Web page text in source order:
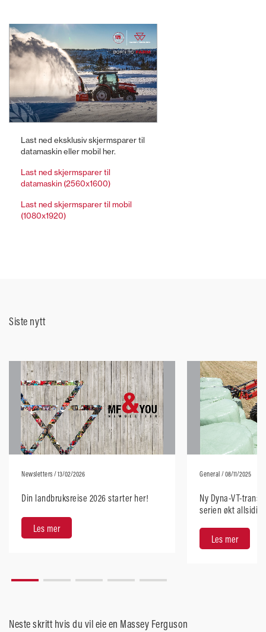
Last ned eksklusiv skjermsparer til
datamaskin eller mobil her.
Last ned skjermsparer til
datamaskin (2560x1600)
Last ned skjermsparer til mobil
(1080x1920)
Siste nytt
Newsletters / 13/02/2026
Din landbruksreise 2026 starter her!
Les mer
General / 08/11/2025
Ny Dyna-VT-
serien økt
Les mer
Neste skritt hvis du vil eie en Massey Ferguson